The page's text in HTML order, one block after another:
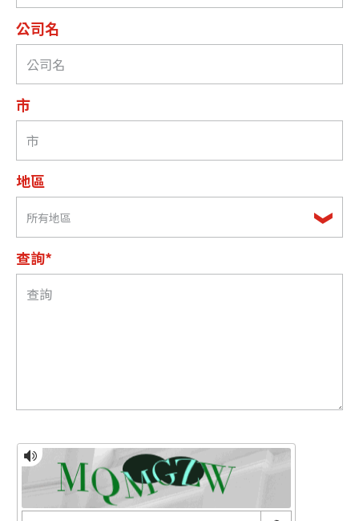
公司名
市
地區
所有地區
查詢*